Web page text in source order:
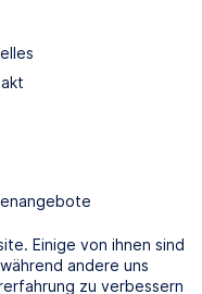
Einige von ihnen sind
andere uns
zu verbessern